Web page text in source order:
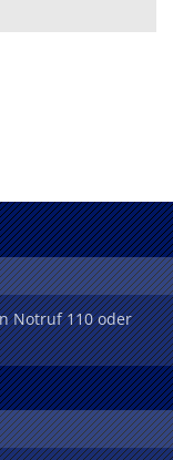
Notruf 110 oder